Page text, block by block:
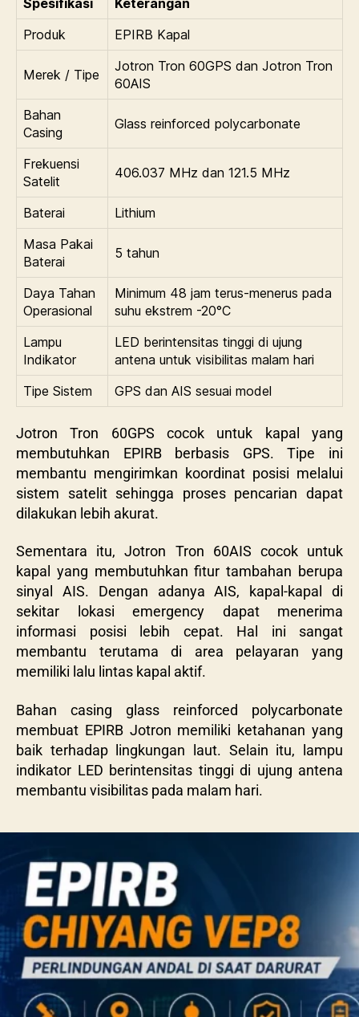
Produk
EPIRB Kapal
Merek / Tipe
Jotron Tron 60GPS dan Jotron Tron
60AIS
Bahan
Casing
Glass reinforced polycarbonate
Frekuensi
Satelit
406.037 MHz dan 121.5 MHz
Baterai
Lithium
Masa Pakai
Baterai
5 tahun
Daya Tahan
Operasional
Minimum 48 jam terus-menerus pada
suhu ekstrem -20°C
Lampu
Indikator
LED berintensitas tinggi di ujung
antena untuk visibilitas malam hari
Tipe Sistem
GPS dan AIS sesuai model
Jotron Tron 60GPS cocok untuk kapal yang
membutuhkan EPIRB berbasis GPS. Tipe ini
membantu mengirimkan koordinat posisi melalui
sistem satelit sehingga proses pencarian dapat
dilakukan lebih akurat.
Sementara itu,Jotron Tron 60AIS cocok untuk
kapal yang membutuhkan fitur tambahan berupa
sinyal AIS. Dengan adanya AIS, kapal-kapal di
sekitar lokasi emergency dapat menerima
informasi posisi lebih cepat. Hal ini sangat
membantu terutama di area pelayaran yang
memiliki lalu lintas kapal aktif.
Bahan casing glass reinforced polycarbonate
membuat EPIRB Jotron memiliki ketahanan yang
baik terhadap lingkungan laut. Selain itu, lampu
indikator LED berintensitas tinggi di ujung antena
membantu visibilitas pada malam hari.